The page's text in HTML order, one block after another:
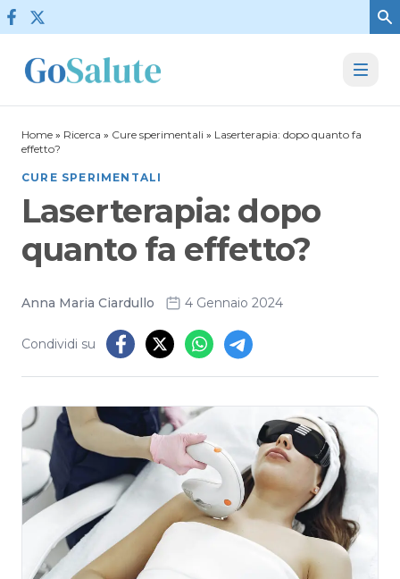
Vai al contenuto
Home » Ricerca » Cure sperimentali » Laserterapia: dopo quanto fa
effetto?
CURE SPERIMENTALI
Laserterapia: dopo
quanto fa effetto?
Anna Maria Ciardullo 4 Gennaio 2024
Condividi su